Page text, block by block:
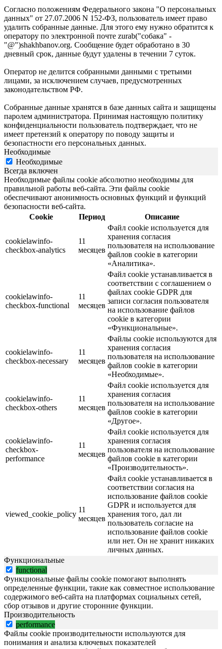
Согласно положениям Федерального закона "О персональных
данных" от 27.07.2006 N 152-ФЗ, пользователь имеет право
удалить собранные данные. Для этого ему нужно обратится к
оператору по электронной почте zurab("собака" -
"@")shakhbanov.org. Сообщение будет обработано в 30
дневный срок, данные будут удалены в течении 7 суток.
Оператор не делится собранными данными с третьими
лицами, за исключением случаев, предусмотренных
законодательством РФ.
Собранные данные хранятся в базе данных сайта и защищены
паролем администратора. Принимая настоящую политику
конфиденциальности пользователь подтверждает, что не
имеет претензий к оператору по поводу защиты и
безопастности его персональных данных.
Необходимые
Необходимые
Всегда включен
Необходимые файлы cookie абсолютно необходимы для
правильной работы веб-сайта. Эти файлы cookie
обеспечивают анонимность основных функций и функций
безопасности веб-сайта.
Cookie
Период Описание
cookielawinfo-
checkbox-analytics
11
месяцев
Файл cookie используется для
хранения согласия
пользователя на использование
файлов cookie в категории
«Аналитика».
cookielawinfo-
checkbox-functional
11
месяцев
Файл cookie устанавливается в
соответствии с соглашением о
файлах cookie GDPR для
записи согласия пользователя
на использование файлов
cookie в категории
«Функциональные».
cookielawinfo-
checkbox-necessary
11
месяцев
Файлы cookie используются для
хранения согласия
пользователя на использование
файлов cookie в категории
«Необходимые».
cookielawinfo-
checkbox-others
11
месяцев
Файл cookie используется для
хранения согласия
пользователя на использование
файлов cookie в категории
«Другое».
cookielawinfo-
checkbox-
performance
11
месяцев
Файл cookie используется для
хранения согласия
пользователя на использование
файлов cookie в категории
«Производительность».
viewed_cookie_policy
11
месяцев
Файл cookie устанавливается в
соответствии согласия на
использование файлов cookie
GDPR и используется для
хранения того, дал ли
пользователь согласие на
использование файлов cookie
или нет. Он не хранит никаких
личных данных.
Функциональные
functional
Функциональные файлы cookie помогают выполнять
определенные функции, такие как совместное использование
содержимого веб-сайта на платформах социальных сетей,
сбор отзывов и другие сторонние функции.
Производительность
performance
Файлы cookie производительности используются для
понимания и анализа ключевых показателей